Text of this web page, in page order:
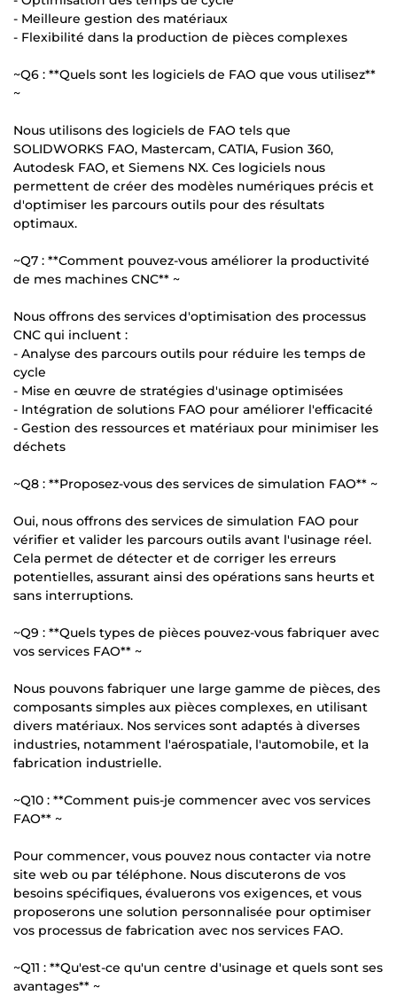
- Meilleure gestion des matériaux
- Flexibilité dans la production de pièces complexes
~Q6 : **Quels sont les logiciels de FAO que vous utilisez**
~
Nous utilisons des logiciels de FAO tels que
SOLIDWORKS FAO, Mastercam, CATIA, Fusion 360,
Autodesk FAO, et Siemens NX. Ces logiciels nous
permettent de créer des modèles numériques précis et
d'optimiser les parcours outils pour des résultats
optimaux.
~Q7 : **Comment pouvez-vous améliorer la productivité
de mes machines CNC** ~
Nous offrons des services d'optimisation des processus
CNC qui incluent :
- Analyse des parcours outils pour réduire les temps de
cycle
- Mise en œuvre de stratégies d'usinage optimisées
- Intégration de solutions FAO pour améliorer l'efficacité
- Gestion des ressources et matériaux pour minimiser les
déchets
~Q8 : **Proposez-vous des services de simulation FAO** ~
Oui, nous offrons des services de simulation FAO pour
vérifier et valider les parcours outils avant l'usinage réel.
Cela permet de détecter et de corriger les erreurs
potentielles, assurant ainsi des opérations sans heurts et
sans interruptions.
~Q9 : **Quels types de pièces pouvez-vous fabriquer avec
vos services FAO** ~
Nous pouvons fabriquer une large gamme de pièces, des
composants simples aux pièces complexes, en utilisant
divers matériaux. Nos services sont adaptés à diverses
industries, notamment l'aérospatiale, l'automobile, et la
fabrication industrielle.
~Q10 : **Comment puis-je commencer avec vos services
FAO** ~
Pour commencer, vous pouvez nous contacter via notre
site web ou par téléphone. Nous discuterons de vos
besoins spécifiques, évaluerons vos exigences, et vous
proposerons une solution personnalisée pour optimiser
vos processus de fabrication avec nos services FAO.
~Q11 : **Qu'est-ce qu'un centre d'usinage et quels sont ses
avantages** ~